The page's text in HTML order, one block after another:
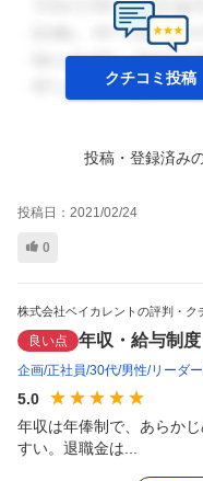
クチコミ投稿
投稿・登録済み
投稿日： 2021/02/24
0
株式会社ベイカレントの評判・ク
良い点 年収・給与制
企画 正社員 30代 男性 リーダー
5.0
年収は年俸制で、あらか
すい。退職金は...